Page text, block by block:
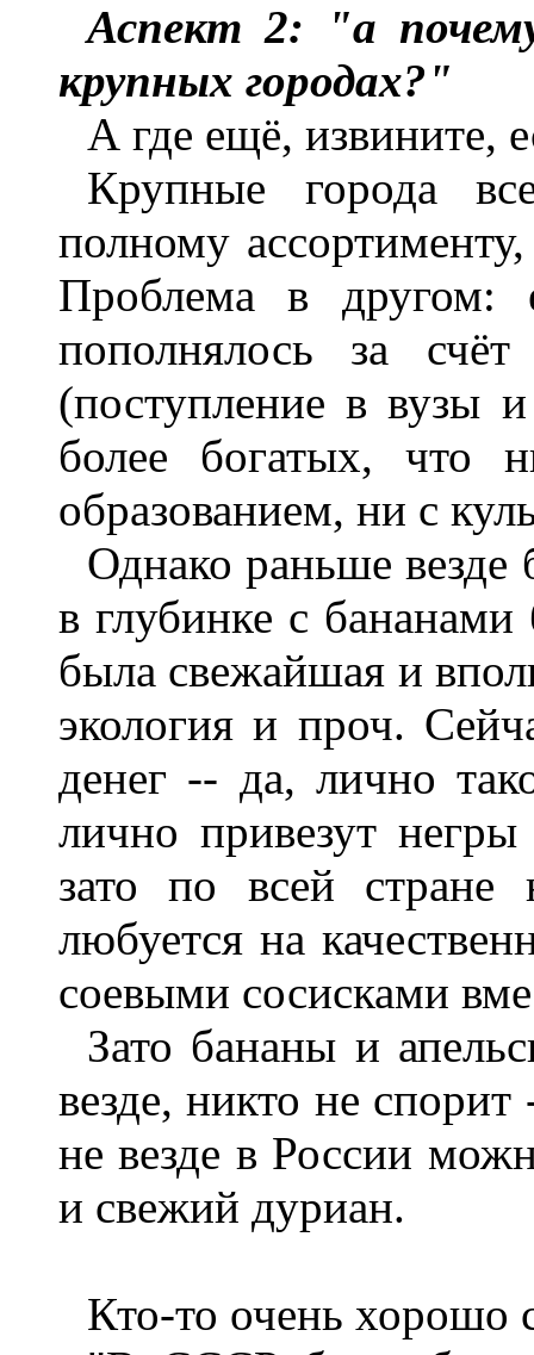
Аспект 2: "а
крупных городах?"
А где ещё, извините,
Крупные города
полному
Проблема в другом:
пополнялось за
(поступление в вузы
более богатых, что
образованием, ни с
Однако раньше
в глубинке с
была свежайшая и
экология и проч.
денег -- да, лично
лично привезут негры
зато по всей
любуется на
соевыми сосисками
Зато бананы и
везде, никто не
не везде в России
и свежий дуриан.
Кто-то очень хорошо